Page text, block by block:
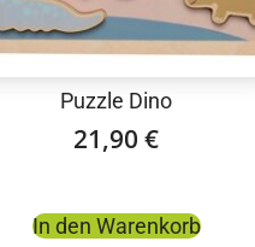
Puzzle Dino
21,90 €
In den Warenkorb